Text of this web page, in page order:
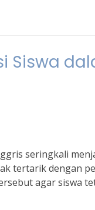
Siswa
seringkali
tertarik dengan
agar siswa